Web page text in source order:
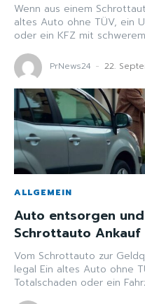
Wenn aus einem
altes Auto ohne TÜV, ein
oder ein KFZ mit
PrNews24 - 22.
ALLGEMEIN
Auto entsorgen
Schrottauto Ankauf
Vom Schrottauto zur
legal Ein altes Auto ohne
Totalschaden oder ein